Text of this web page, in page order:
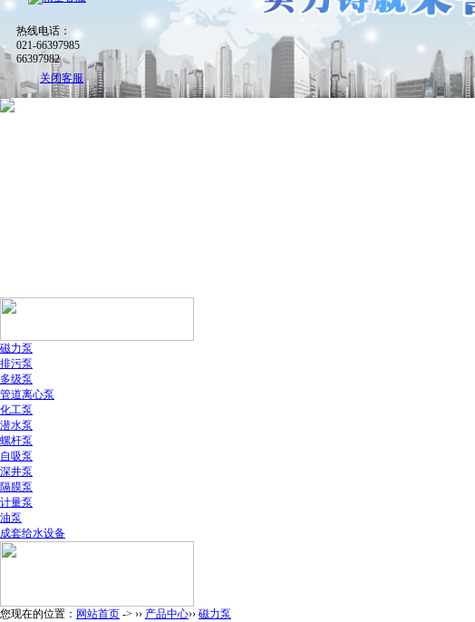
磁力泵
排污泵
多级泵
管道离心泵
化工泵
潜水泵
螺杆泵
自吸泵
深井泵
隔膜泵
计量泵
油泵
成套给水设备
您现在的位置： 网站首页 -> ›› 产品中心›› 磁力泵
热线电话：
021-66397985
66397982
关闭客服